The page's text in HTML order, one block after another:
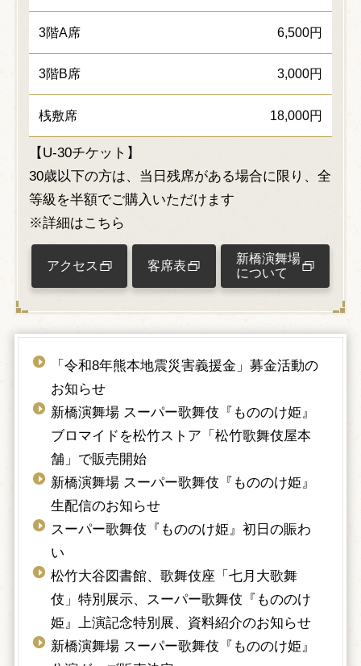
3階A席 6,500円
3階B席 3,000円
桟敷席 18,000円
【U-30チケット】
30歳以下の方は、当日残席がある場合に限り、全
等級を半額でご購入いただけます
※詳細はこちら
アクセス 客席表
新橋演舞場
について
「令和8年熊本地震災害義援金」募金活動の
お知らせ
新橋演舞場 スーパー歌舞伎『もののけ姫』
ブロマイドを松竹ストア「松竹歌舞伎屋本
舗」で販売開始
新橋演舞場 スーパー歌舞伎『もののけ姫』
生配信のお知らせ
スーパー歌舞伎『もののけ姫』初日の賑わ
い
松竹大谷図書館、歌舞伎座「七月大歌舞
伎」特別展示、スーパー歌舞伎『もののけ
姫』上演記念特別展、資料紹介のお知らせ
新橋演舞場 スーパー歌舞伎『もののけ姫』